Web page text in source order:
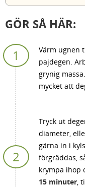
GÖR SÅ HÄR:
Värm ugnen
pajdegen.
grynig
mycket att
Tryck ut
diameter,
gärna in i
förgräddas,
krympa ihop
15 minuter,